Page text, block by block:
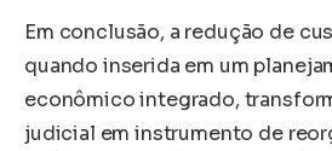
Em conclusão, a redução de
quando inserida em um
econômico integrado,
judicial em instrumento de